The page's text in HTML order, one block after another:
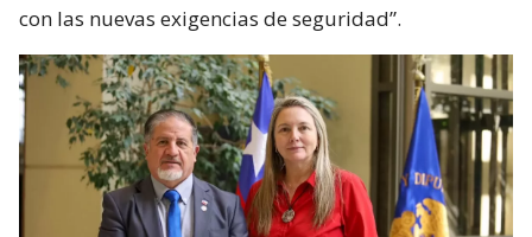
con las nuevas exigencias de seguridad”.